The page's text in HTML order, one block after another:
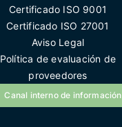
Certificado ISO 9001
Certificado ISO 27001
Aviso Legal
Política de evaluación de
proveedores
Canal interno de información